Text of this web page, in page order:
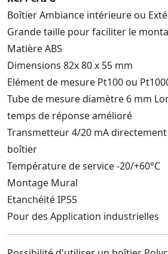
Boîtier Ambiance intérieure ou
Grande taille pour faciliter le
Matière ABS
Dimensions 82x 80 x 55 mm
Elément de mesure Pt100 ou
Tube de mesure diamètre 6 mm
temps de réponse amélioré
Transmetteur 4/20 mA
boîtier
Température de service -20/+60°C
Montage Mural
Etanchéité IP55
Pour des Application industrielles